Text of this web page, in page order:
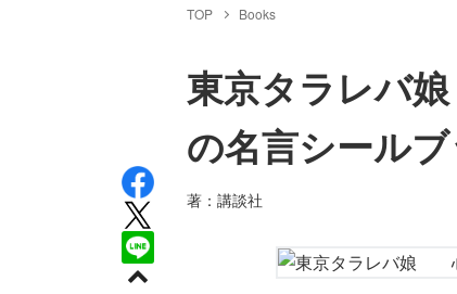
TOP Books
東京タラレ
の名言シール
著：講談社